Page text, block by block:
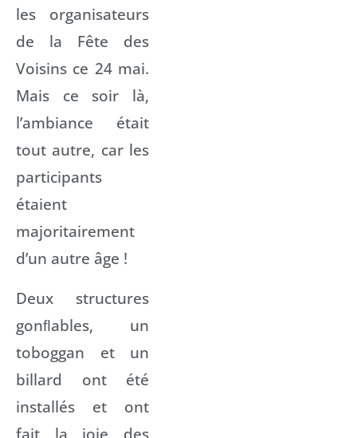
les organisateurs
de la Fête des
Voisins ce 24 mai.
Mais ce soir là,
l’ambiance était
tout autre, car les
participants
étaient
majoritairement
d’un autre âge !
Deux structures
gonﬂables, un
toboggan et un
billard ont été
installés et ont
fait la joie des